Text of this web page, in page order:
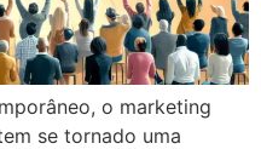
o marketing
se tornado uma